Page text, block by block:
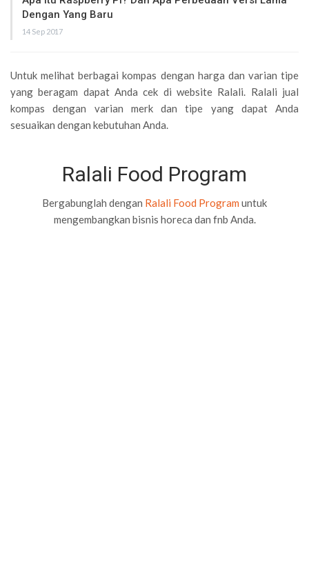
Dengan Yang Baru
14 Sep 2017
Untuk melihat berbagai kompas dengan harga dan varian tipe
yang beragam dapat Anda cek di website Ralali. Ralali jual
kompas dengan varian merk dan tipe yang dapat Anda
sesuaikan dengan kebutuhan Anda.
Ralali Food Program
Bergabunglah dengan Ralali Food Program untuk
mengembangkan bisnis horeca dan fnb Anda.